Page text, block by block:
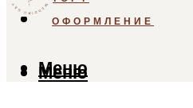
ОФОРМЛЕНИЕ
Меню
Меню